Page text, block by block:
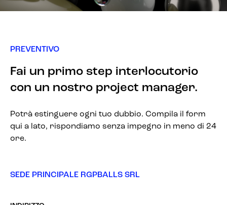
PREVENTIVO
Fai un primo step interlocutorio
con un nostro project manager.
Potrà estinguere ogni tuo dubbio. Compila il form
qui a lato, rispondiamo senza impegno in meno di 24
ore.
SEDE PRINCIPALE RGPBALLS SRL